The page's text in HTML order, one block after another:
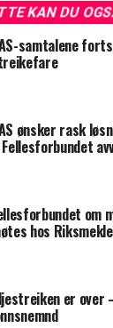
KAN DU
samtalene
ønsker rask
om
hos
er